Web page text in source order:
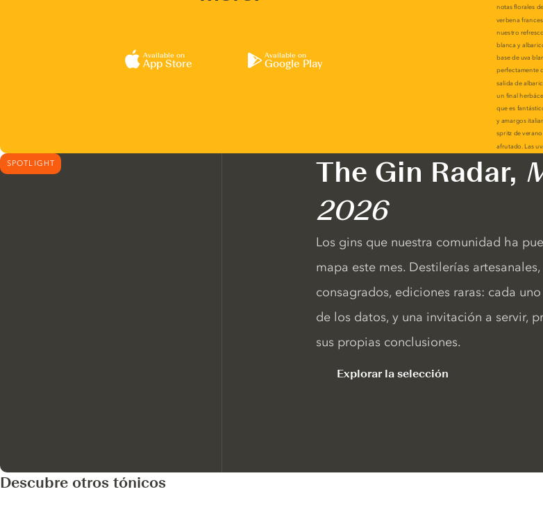
Available on
App Store
Available on
Google Play
SPOTLIGHT The Gin Radar,
2026
Los gins que nuestra comunidad ha
mapa este mes. Destilerías
consagrados, ediciones raras: cada uno
de los datos, y una invitación a servir,
sus propias conclusiones.
Explorar la selección
Descubre otros tónicos